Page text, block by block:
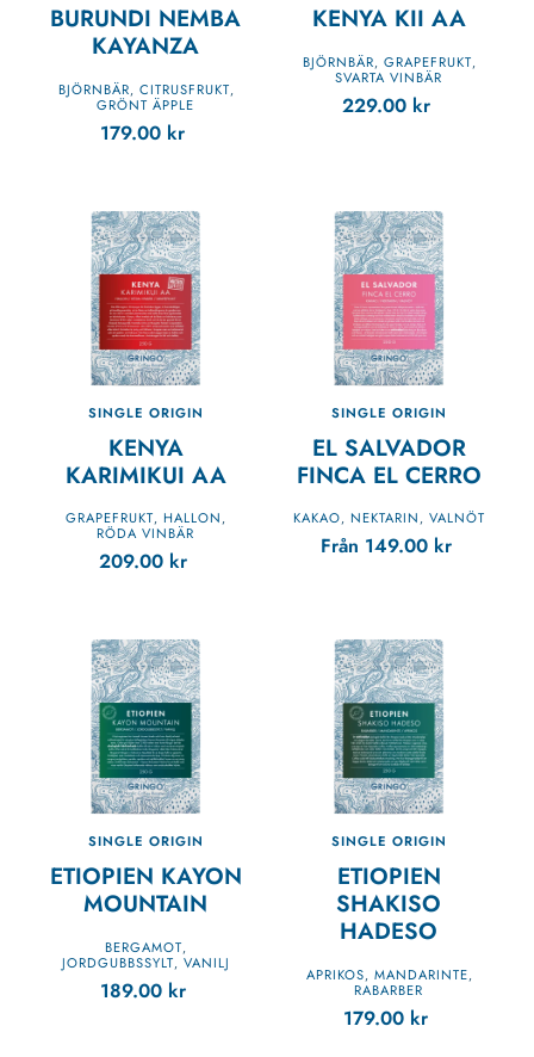
BURUNDI NEMBA
KAYANZA
BJÖRNBÄR, CITRUSFRUKT,
GRÖNT ÄPPLE
179.00 kr
KENYA KII AA
BJÖRNBÄR, GRAPEFRUKT,
SVARTA VINBÄR
229.00 kr
SINGLE ORIGIN
KENYA
KARIMIKUI AA
GRAPEFRUKT, HALLON ,
RÖDA VINBÄR
209.00 kr
SINGLE ORIGIN
EL SALVADOR
FINCA EL CERRO
KAKAO, NEKTARIN , VALNÖT
Från 149.00 kr
SINGLE ORIGIN
ETIOPIEN KAYON
MOUNTAIN
BERGAMOT,
JORDGUBBSSYLT, VANILJ
189.00 kr
SINGLE ORIGIN
ETIOPIEN
SHAKISO
HADESO
APRIKOS, MANDARINTE,
RABARBER
179.00 kr